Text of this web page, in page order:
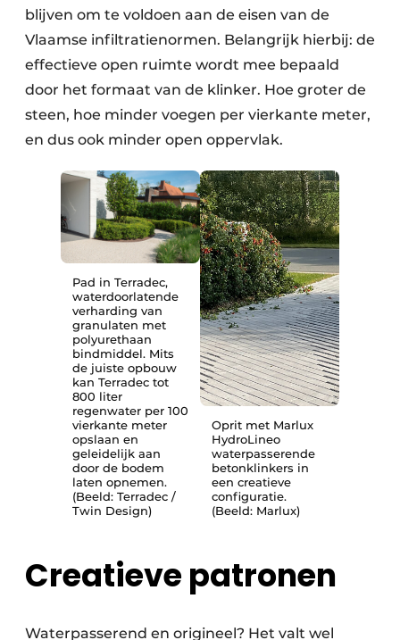
blijven om te voldoen aan de eisen van de
Vlaamse infiltratienormen. Belangrijk hierbij: de
effectieve open ruimte wordt mee bepaald
door het formaat van de klinker. Hoe groter de
steen, hoe minder voegen per vierkante meter,
en dus ook minder open oppervlak.
Pad in Terradec,
waterdoorlatende
verharding van
granulaten met
polyurethaan
bindmiddel. Mits
de juiste opbouw
kan Terradec tot
800 liter
regenwater per 100
vierkante meter
opslaan en
geleidelijk aan
door de bodem
laten opnemen.
(Beeld: Terradec /
Twin Design)
Oprit met Marlux
HydroLineo
waterpasserende
betonklinkers in
een creatieve
configuratie.
(Beeld: Marlux)
Creatieve patronen
Waterpasserend en origineel? Het valt wel